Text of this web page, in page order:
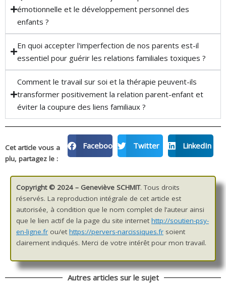
émotionnelle et le développement personnel des
enfants ?
En quoi accepter l'imperfection de nos parents est-il
essentiel pour guérir les relations familiales toxiques ?
Comment le travail sur soi et la thérapie peuvent-ils
transformer positivement la relation parent-enfant et
éviter la coupure des liens familiaux ?
Cet article vous a
plu, partagez le :
Facebook Twitter LinkedIn
Copyright © 2024 – Geneviève SCHMIT. Tous droits
réservés. La reproduction intégrale de cet article est
autorisée, à condition que le nom complet de l’auteur ainsi
que le lien actif de la page du site internet http://soutien-psy-
en-ligne.fr ou/et https://pervers-narcissiques.fr soient
clairement indiqués. Merci de votre intérêt pour mon travail.
Autres articles sur le sujet